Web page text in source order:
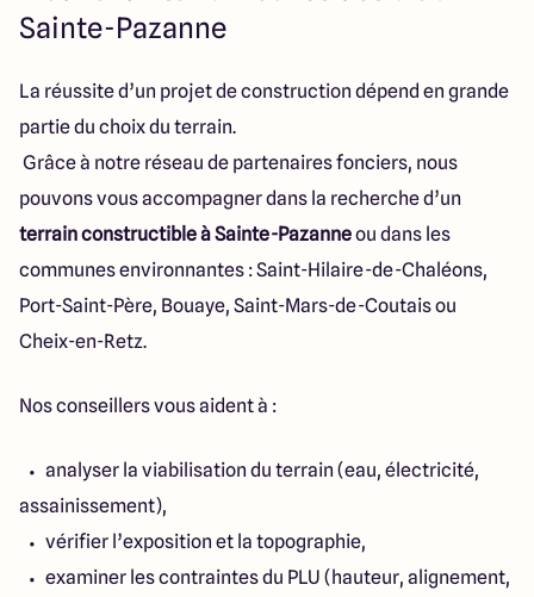
Sainte-Pazanne
La réussite d’un projet de construction dépend en grande
partie du choix du terrain.
Grâce à notre réseau de partenaires fonciers, nous
pouvons vous accompagner dans la recherche d’un
terrain constructible à Sainte-Pazanneou dans les
communes environnantes : Saint-Hilaire-de-Chaléons,
Port-Saint-Père, Bouaye, Saint-Mars-de-Coutais ou
Cheix-en-Retz.
Nos conseillers vous aident à :
analyser la viabilisation du terrain (eau, électricité,
assainissement),
vérifier l’exposition et la topographie,
examiner les contraintes du PLU (hauteur, alignement,